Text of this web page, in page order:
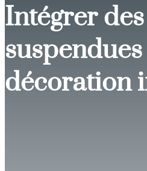
Intégrer
décoration